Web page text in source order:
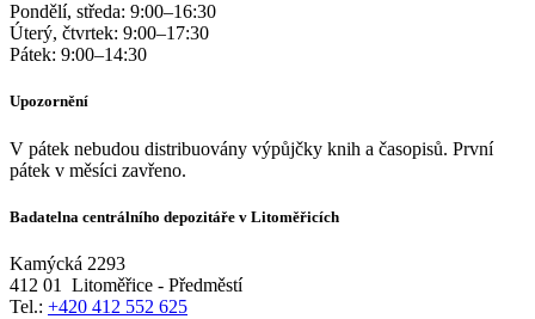
Pondělí, středa: 9:00–16:30
Úterý, čtvrtek: 9:00–17:30
Pátek: 9:00–14:30
Upozornění
V pátek nebudou distribuovány výpůjčky knih a časopisů. První
pátek v měsíci zavřeno.
Badatelna centrálního depozitáře v Litoměřicích
Kamýcká 2293
412 01
Litoměřice - Předměstí
Tel.: +420 412 552 625